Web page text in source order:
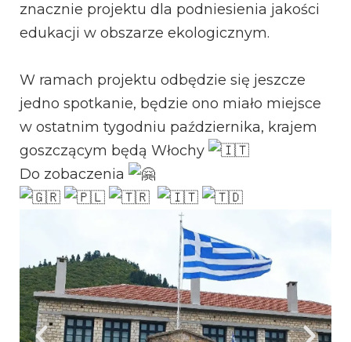
znacznie projektu dla podniesienia jakości
edukacji w obszarze ekologicznym.
W ramach projektu odbędzie się jeszcze
jedno spotkanie, będzie ono miało miejsce
w ostatnim tygodniu października, krajem
goszczącym będą Włochy
Do zobaczenia